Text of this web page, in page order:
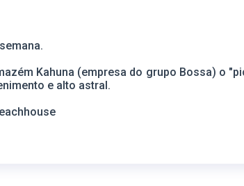
Kahuna (empresa do grupo Bossa) o
e alto astral.